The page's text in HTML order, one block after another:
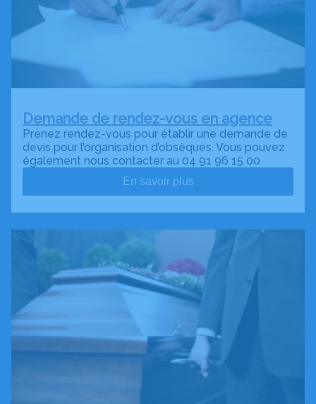
Demande de rendez-vous en agence
Prenez rendez-vous pour établir une demande de
devis pour l’organisation d’obsèques. Vous pouvez
également nous contacter au 04 91 96 15 00
En savoir plus